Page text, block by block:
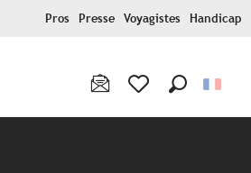
Pros Presse Voyagistes Handicap